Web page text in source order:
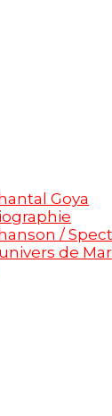
Goya
/
de